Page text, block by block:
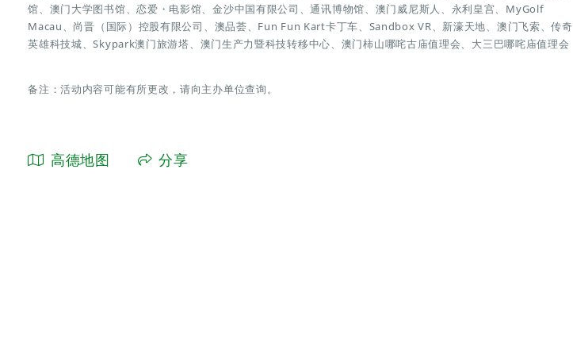
馆、澳门大学图书馆、恋爱・电影馆、金沙中国有限公司、通讯博物馆、澳门威尼斯人、永利皇宫、MyGolf
Macau、尚晋（国际）控股有限公司、澳品荟、Fun Fun Kart卡丁车、Sandbox VR、新濠天地、澳门飞索、传奇
英雄科技城、Skypark澳门旅游塔、澳门生产力暨科技转移中心、澳门柿山哪咤古庙值理会、大三巴哪咤庙值理会
备注：活动内容可能有所更改，请向主办单位查询。
高德地图 分享